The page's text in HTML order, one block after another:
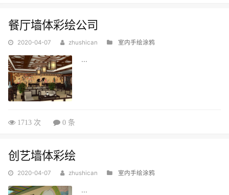
餐厅墙体彩绘公司
2020-04-07 zhushican 室内手绘涂鸦
...
1713 次 0 条
创艺墙体彩绘
2020-04-07 zhushican 室内手绘涂鸦
...